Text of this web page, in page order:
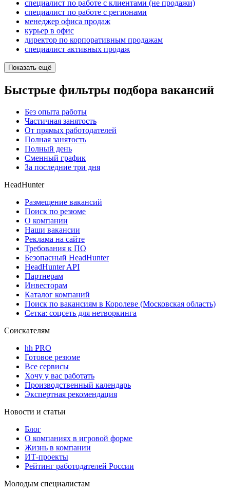
специалист по работе с клиентами (не продажи)
специалист по работе с регионами
менеджер офиса продаж
курьер в офис
директор по корпоративным продажам
специалист активных продаж
Показать ещё
Быстрые фильтры подбора вакансий
Без опыта работы
Частичная занятость
От прямых работодателей
Полная занятость
Полный день
Сменный график
За последние три дня
HeadHunter
Размещение вакансий
Поиск по резюме
О компании
Наши вакансии
Реклама на сайте
Требования к ПО
Безопасный HeadHunter
HeadHunter API
Партнерам
Инвесторам
Каталог компаний
Поиск по вакансиям в Королеве (Московская область)
Сетка: соцсеть для нетворкинга
Соискателям
hh PRO
Готовое резюме
Все сервисы
Хочу у вас работать
Производственный календарь
Экспертная рекомендация
Новости и статьи
Блог
О компаниях в игровой форме
Жизнь в компании
ИТ-проекты
Рейтинг работодателей России
Молодым специалистам